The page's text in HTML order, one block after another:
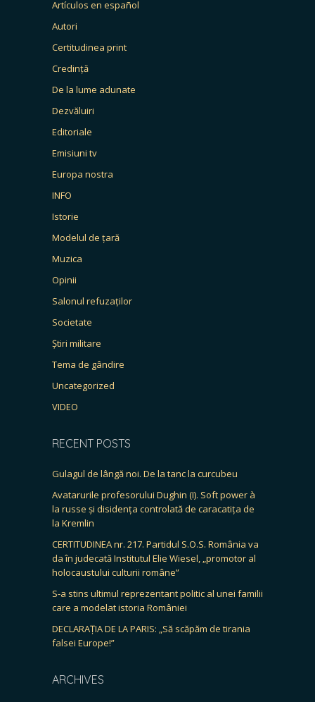
Artículos en español
Autori
Certitudinea print
Credință
De la lume adunate
Dezvăluiri
Editoriale
Emisiuni tv
Europa nostra
INFO
Istorie
Modelul de țară
Muzica
Opinii
Salonul refuzaților
Societate
Știri militare
Tema de gândire
Uncategorized
VIDEO
RECENT POSTS
Gulagul de lângă noi. De la tanc la curcubeu
Avatarurile profesorului Dughin (I). Soft power à
la russe și disidența controlată de caracatița de
la Kremlin
CERTITUDINEA nr. 217. Partidul S.O.S. România va
da în judecată Institutul Elie Wiesel, „promotor al
holocaustului culturii române”
S-a stins ultimul reprezentant politic al unei familii
care a modelat istoria României
DECLARAȚIA DE LA PARIS: „Să scăpăm de tirania
falsei Europe!”
ARCHIVES